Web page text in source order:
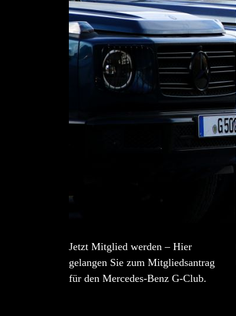
Jetzt Mitglied werden – Hier
gelangen Sie zum Mitgliedsantrag
für den Mercedes-Benz G-Club.